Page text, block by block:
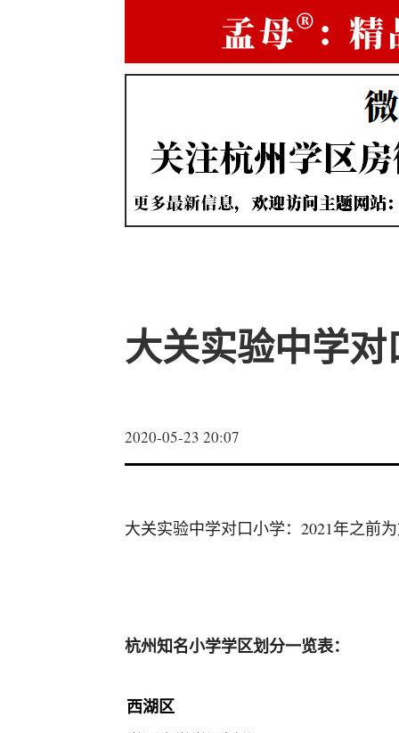
大关实验中学对
2020-05-23 20:07
大关实验中学对口小学：2021年之前
杭州知名小学学区划分一览表：
西湖区